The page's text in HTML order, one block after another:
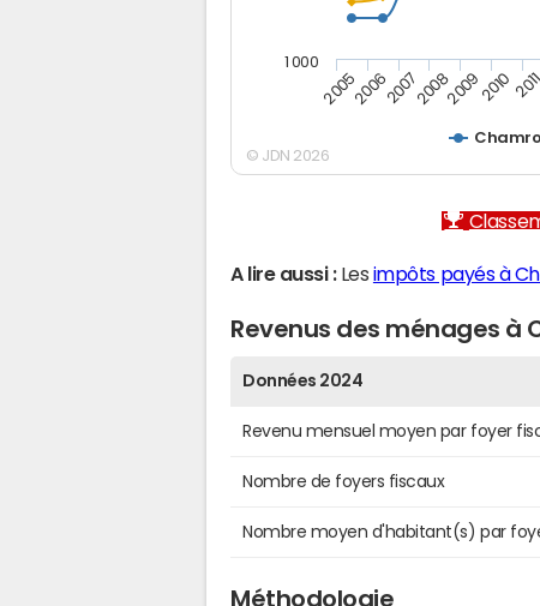
200520062007200820092010 2011
1 000
© JDN 2026
A lire aussi :Les impôts payés à
Revenus des ménages à
Données 2024
Revenu mensuel moyen par foyer
Nombre de foyers fiscaux
Nombre moyen d'habitant(s) par
Méthodologie